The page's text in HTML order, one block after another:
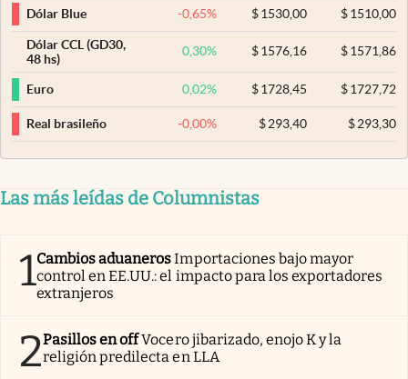
Dólar Blue -0,65% $ 1530,00 $1510,00
Dólar CCL (GD30,
48 hs)
0,30% $ 1576,16 $1571,86
Euro 0,02% $ 1728,45 $1727,72
Real brasileño -0,00% $ 293,40 $293,30
Las más leídas de Columnistas
1Cambios aduanerosImportaciones bajo mayor
control en EE.UU.: el impacto para los exportadores
extranjeros
2Pasillos en offVocero jibarizado, enojo K y la
religión predilecta en LLA